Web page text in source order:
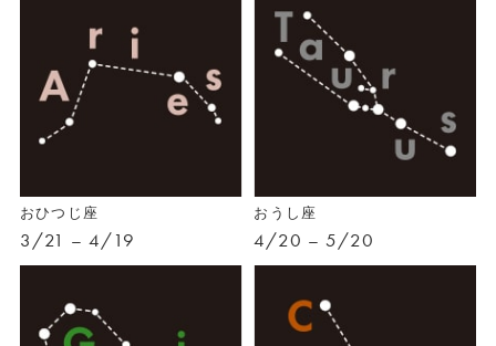
おひつじ座
3/21 – 4/19
おうし座
4/20 – 5/20